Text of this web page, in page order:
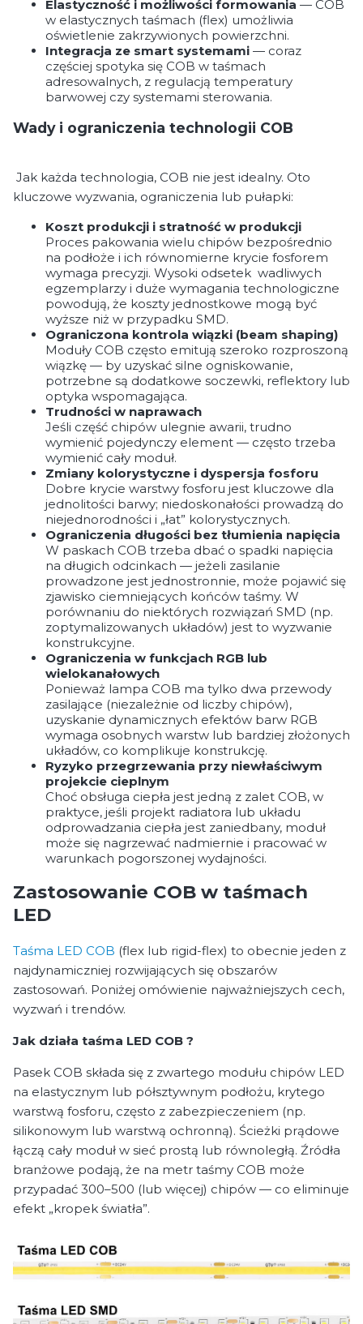
Elastyczność i możliwości formowania — COB
w elastycznych taśmach (flex) umożliwia
oświetlenie zakrzywionych powierzchni.
Integracja ze smart systemami — coraz
częściej spotyka się COB w taśmach
adresowalnych, z regulacją temperatury
barwowej czy systemami sterowania.
Wady i ograniczenia technologii COB
Jak każda technologia, COB nie jest idealny. Oto
kluczowe wyzwania, ograniczenia lub pułapki:
Koszt produkcji i stratność w produkcji
Proces pakowania wielu chipów bezpośrednio
na podłoże i ich równomierne krycie fosforem
wymaga precyzji. Wysoki odsetek wadliwych
egzemplarzy i duże wymagania technologiczne
powodują, że koszty jednostkowe mogą być
wyższe niż w przypadku SMD.
Ograniczona kontrola wiązki (beam shaping)
Moduły COB często emitują szeroko rozproszoną
wiązkę — by uzyskać silne ogniskowanie,
potrzebne są dodatkowe soczewki, reflektory lub
optyka wspomagająca.
Trudności w naprawach
Jeśli część chipów ulegnie awarii, trudno
wymienić pojedynczy element — często trzeba
wymienić cały moduł.
Zmiany kolorystyczne i dyspersja fosforu
Dobre krycie warstwy fosforu jest kluczowe dla
jednolitości barwy; niedoskonałości prowadzą do
niejednorodności i „łat” kolorystycznych.
Ograniczenia długości bez tłumienia napięcia
W paskach COB trzeba dbać o spadki napięcia
na długich odcinkach — jeżeli zasilanie
prowadzone jest jednostronnie, może pojawić się
zjawisko ciemniejących końców taśmy. W
porównaniu do niektórych rozwiązań SMD (np.
zoptymalizowanych układów) jest to wyzwanie
konstrukcyjne.
Ograniczenia w funkcjach RGB lub
wielokanałowych
Ponieważ lampa COB ma tylko dwa przewody
zasilające (niezależnie od liczby chipów),
uzyskanie dynamicznych efektów barw RGB
wymaga osobnych warstw lub bardziej złożonych
układów, co komplikuje konstrukcję.
Ryzyko przegrzewania przy niewłaściwym
projekcie cieplnym
Choć obsługa ciepła jest jedną z zalet COB, w
praktyce, jeśli projekt radiatora lub układu
odprowadzania ciepła jest zaniedbany, moduł
może się nagrzewać nadmiernie i pracować w
warunkach pogorszonej wydajności.
Zastosowanie COB w taśmach
LED
Taśma LED COB (flex lub rigid-flex) to obecnie jeden z
najdynamiczniej rozwijających się obszarów
zastosowań. Poniżej omówienie najważniejszych cech,
wyzwań i trendów.
Jak działa taśma LED COB ?
Pasek COB składa się z zwartego modułu chipów LED
na elastycznym lub półsztywnym podłożu, krytego
warstwą fosforu, często z zabezpieczeniem (np.
silikonowym lub warstwą ochronną). Ścieżki prądowe
łączą cały moduł w sieć prostą lub równoległą. Źródła
branżowe podają, że na metr taśmy COB może
przypadać 300–500 (lub więcej) chipów — co eliminuje
efekt „kropek światła”.